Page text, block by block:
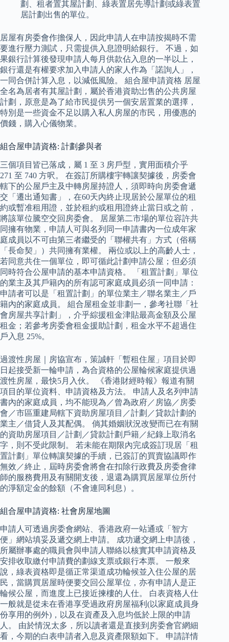
劃、租者置其屋計劃、綠表置居先導計劃或綠表置
居計劃出售的單位。
居屋有房委會作擔保人，因此申請人在申請按揭時不需
要進行壓力測試，只需提供入息證明給銀行。 不過，如
果銀行計算後發現申請人每月供款佔入息的一半以上，
銀行還是有權要求加入申請人的家人作為「諾詢人」，
一同合併計算入息，以減低風險。 組合屋申請資格 居屋
全名為居者有其屋計劃，屬於香港資助岀售的公共房屋
計劃，原意是為了給市民提供另一個安居置業的選擇，
特別是一些資金不足以購入私人房屋的市民，用優惠的
價錢，購入心儀物業。
組合屋申請資格: 計劃參與者
三個項目皆已落成，屬 1 至 3 房戶型，實用面積介乎
271 至 740 方呎。 在簽訂所購樓宇轉讓契據後，房委會
轄下的公屋戶主及中轉房屋持證人，須即時向房委會遞
交「遷出通知書」，在60天內終止現居於公屋單位的租
約或暫准租用證，並於租約或租用證終止當日或之前，
將該單位騰空交回房委會。 居屋第二市場的單位容許共
同擁有物業，申請人可與名列同一申請書內一位成年家
庭成員以不可由第三者繼受的「聯權共有」方式（俗稱
「長命契」）共同擁有業權。 兩位或以上的高齡人士，
若同意共住一個單位，即可循此計劃申請公屋；但必須
同時符合公屋申請的基本申請資格。 「租置計劃」單位
的業主及其戶籍內的所有認可家庭成員必須一同申請：
申請者可以是「租置計劃」的單位業主／聯名業主／戶
籍內的家庭成員。 組合屋租金並非劃一，參考社聯「社
會房屋共享計劃」，介乎綜援租金津貼最高金額及公屋
租金；若參考房委會租金援助計劃，租金水平不超過住
戶入息 25%。
過渡性房屋｜房協宣布，策誠軒「暫租住屋」項目於即
日起接受新一輪申請，為合資格的公屋輪候家庭提供過
渡性房屋，最快5月入伙。 《香港財經時報》報道有關
項目的單位資料、申請資格及方法。 申請人及名列申請
書內的家庭成員，均不能現為／曾為政府／房協／房委
會／市區重建局轄下資助房屋項目／計劃／貸款計劃的
業主／借貸人及其配偶。 倘其婚姻狀況改變而已在有關
的資助房屋項目／計劃／貸款計劃戶籍／紀錄上取消名
字，則不受此限制。 若未能在期限內完成簽訂現居「租
置計劃」單位轉讓契據的手續，已簽訂的買賣協議即作
無效／終止，屆時房委會將會在扣除行政費及房委會律
師的服務費用及有關開支後，退還為購買居屋單位所付
的淨額定金的餘額（不會連同利息）。
組合屋申請資格: 社會房屋地圖
申請人可透過房委會網站、香港政府一站通或「智方
便」網站填妥及遞交網上申請。 成功遞交網上申請後，
所屬辦事處的職員會與申請人聯絡以核實其申請資格及
安排收取繳付申請費的劃線支票或銀行本票。 一般來
說，綠表資格即是循正常渠道成功輪候並入住公屋的居
民，當購買居屋時便要交回公屋單位，亦有申請人是正
輪候公屋，而進度上已接近揀樓的人仕。 白表資格人仕
一般就是從未在香港享受過政府房屋福利(以家庭成員身
份享用的例外)，以及在資產及入息均低於上限的申請
人。 由於情況太多，所以讀者還是直接到房委會官網細
看，今期的白表申請者入息及資產限額如下。 申請詳情